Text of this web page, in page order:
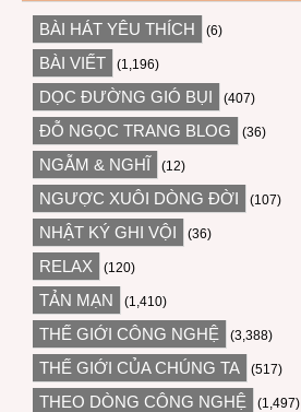
BÀI HÁT YÊU THÍCH (6)
BÀI VIẾT (1,196)
DỌC ĐƯỜNG GIÓ BỤI (407)
ĐỖ NGỌC TRANG BLOG (36)
NGẪM & NGHĨ (12)
NGƯỢC XUÔI DÒNG ĐỜI (107)
NHẬT KÝ GHI VỘI (36)
RELAX (120)
TẢN MẠN (1,410)
THẾ GIỚI CÔNG NGHỆ (3,388)
THẾ GIỚI CỦA CHÚNG TA (517)
THEO DÒNG CÔNG NGHỆ (1,497)